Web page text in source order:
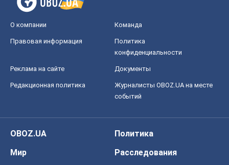
О компании Команда
Правовая информация
Политика
конфиденциальности
Реклама на сайте Документы
Редакционная политика
Журналисты OBOZ.UA на месте
событий
OBOZ.UA
Политика
Мир
Расследования